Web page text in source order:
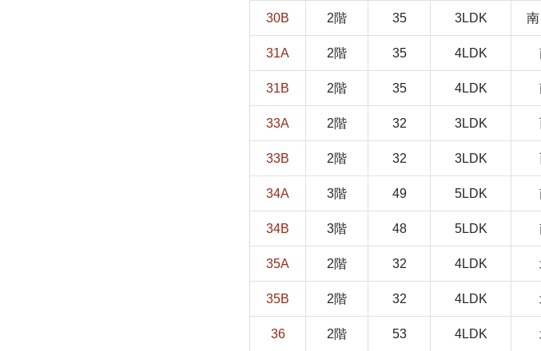
30B 2階 35 3LDK
31A 2階 35 4LDK
31B 2階 35 4LDK
33A 2階 32 3LDK
33B 2階 32 3LDK
34A 3階 49 5LDK
34B 3階 48 5LDK
35A 2階 32 4LDK
35B 2階 32 4LDK
36 2階 53 4LDK